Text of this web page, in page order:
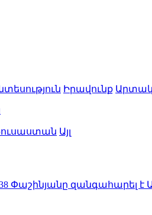
Իրավունք
Այլ
զանգահարել է Ալիևին.